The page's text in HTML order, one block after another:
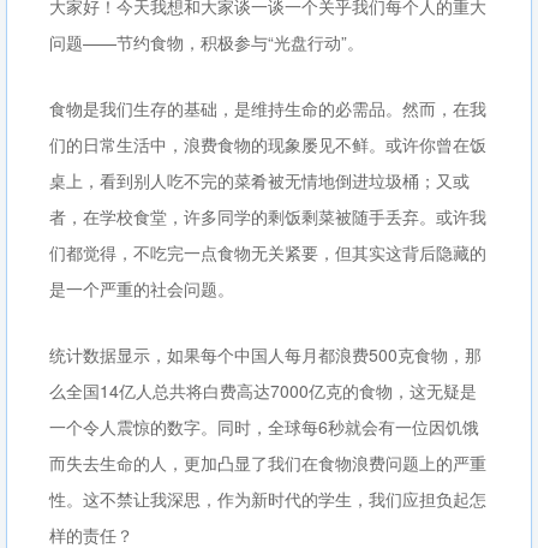
大家好！今天我想和大家谈一谈一个关乎我们每个人的重大
问题——节约食物，积极参与“光盘行动”。
食物是我们生存的基础，是维持生命的必需品。然而，在我
们的日常生活中，浪费食物的现象屡见不鲜。或许你曾在饭
桌上，看到别人吃不完的菜肴被无情地倒进垃圾桶；又或
者，在学校食堂，许多同学的剩饭剩菜被随手丢弃。或许我
们都觉得，不吃完一点食物无关紧要，但其实这背后隐藏的
是一个严重的社会问题。
统计数据显示，如果每个中国人每月都浪费500克食物，那
么全国14亿人总共将白费高达7000亿克的食物，这无疑是
一个令人震惊的数字。同时，全球每6秒就会有一位因饥饿
而失去生命的人，更加凸显了我们在食物浪费问题上的严重
性。这不禁让我深思，作为新时代的学生，我们应担负起怎
样的责任？